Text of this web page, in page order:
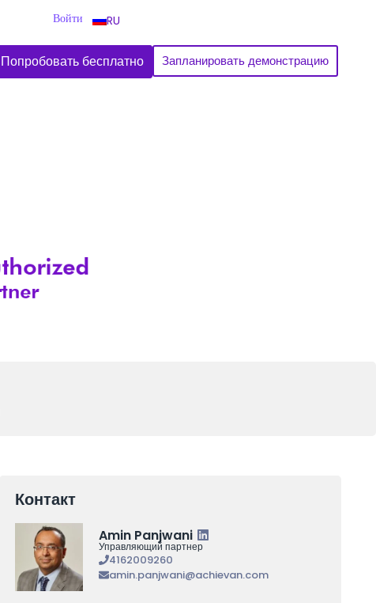
Войти RU
Попробовать бесплатно Запланировать демонстрацию
Контакт
Amin Panjwani
Управляющий партнер
4162009260
amin.panjwani@achievan.com